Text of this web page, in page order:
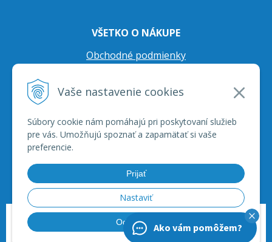
Vaše nastavenie cookies
Súbory cookie nám pomáhajú pri poskytovaní služieb
pre vás. Umožňujú spoznať a zapamätať si vaše
preferencie.
Prijať
Nastaviť
Odmietnuť
VŠETKO O NÁKUPE
Obchodné podmienky
Prepravné podmienky
© 2026 JJ Moto - skútre, štvorkolky, moto príslušenstvo, ich servis. •
tvorba
webhosting
Ako vám pomôžem?